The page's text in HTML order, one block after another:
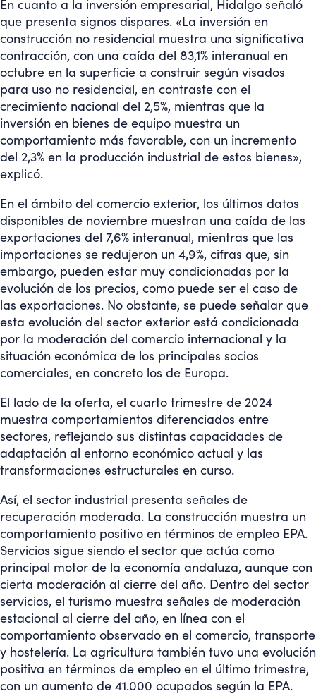
En cuanto a la inversión empresarial, Hidalgo señaló
que presenta signos dispares. «La inversión en
construcción no residencial muestra una significativa
contracción, con una caída del 83,1% interanual en
octubre en la superficie a construir según visados
para uso no residencial, en contraste con el
crecimiento nacional del 2,5%, mientras que la
inversión en bienes de equipo muestra un
comportamiento más favorable, con un incremento
del 2,3% en la producción industrial de estos bienes»,
explicó.
En el ámbito del comercio exterior, los últimos datos
disponibles de noviembre muestran una caída de las
exportaciones del 7,6% interanual, mientras que las
importaciones se redujeron un 4,9%, cifras que, sin
embargo, pueden estar muy condicionadas por la
evolución de los precios, como puede ser el caso de
las exportaciones. No obstante, se puede señalar que
esta evolución del sector exterior está condicionada
por la moderación del comercio internacional y la
situación económica de los principales socios
comerciales, en concreto los de Europa.
El lado de la oferta, el cuarto trimestre de 2024
muestra comportamientos diferenciados entre
sectores, reflejando sus distintas capacidades de
adaptación al entorno económico actual y las
transformaciones estructurales en curso.
Así, el sector industrial presenta señales de
recuperación moderada. La construcción muestra un
comportamiento positivo en términos de empleo EPA.
Servicios sigue siendo el sector que actúa como
principal motor de la economía andaluza, aunque con
cierta moderación al cierre del año. Dentro del sector
servicios, el turismo muestra señales de moderación
estacional al cierre del año, en línea con el
comportamiento observado en el comercio, transporte
y hostelería. La agricultura también tuvo una evolución
positiva en términos de empleo en el último trimestre,
con un aumento de 41.000 ocupados según la EPA.